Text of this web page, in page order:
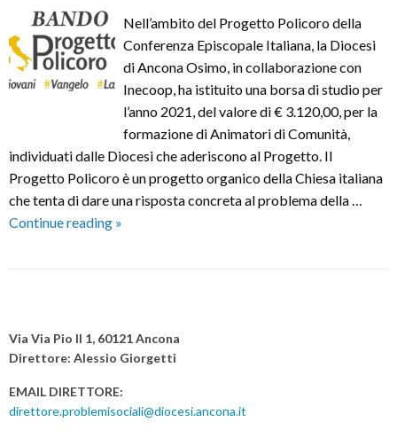
Nell’ambito del Progetto Policoro della
Conferenza Episcopale Italiana, la Diocesi
di Ancona Osimo, in collaborazione con
Inecoop, ha istituito una borsa di studio per
l’anno 2021, del valore di € 3.120,00, per la
formazione di Animatori di Comunità,
individuati dalle Diocesi che aderiscono al Progetto. Il
Progetto Policoro è un progetto organico della Chiesa italiana
che tenta di dare una risposta concreta al problema della …
Continue reading Bando
»
o
s
N
Via Via Pio II 1, 60121 Ancona
Direttore: Alessio Giorgetti
EMAIL DIRETTORE:
direttore.problemisociali@diocesi.ancona.it